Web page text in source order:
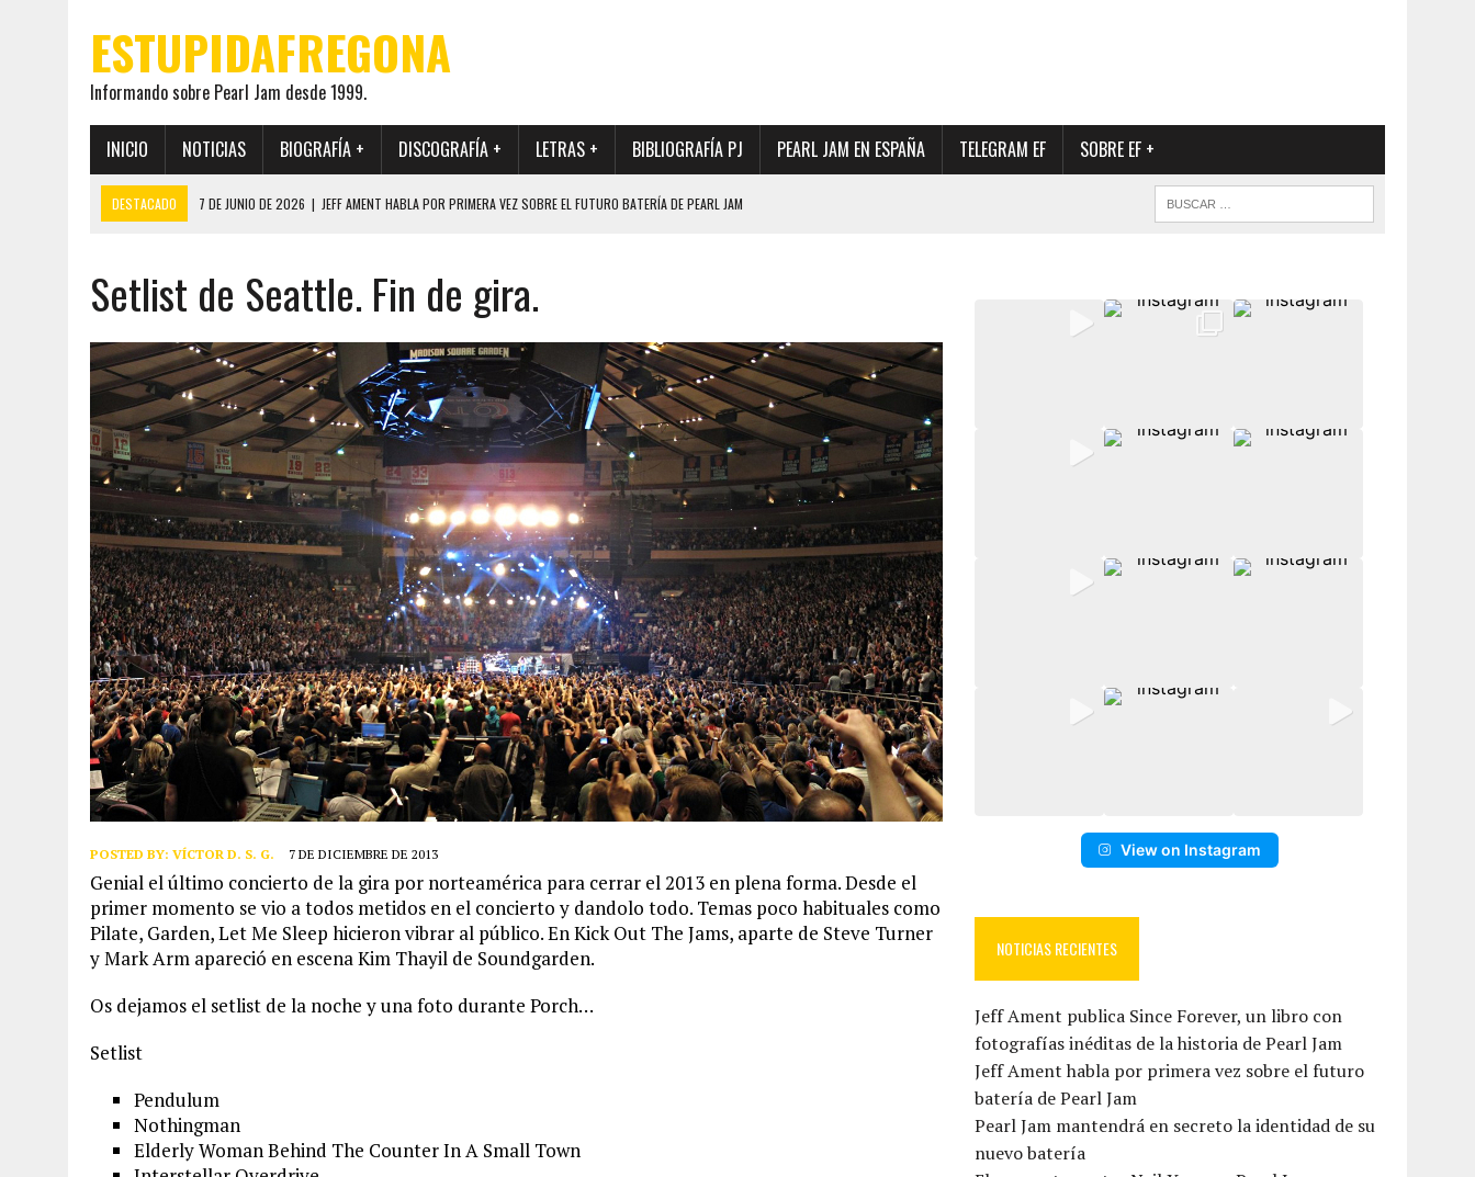
ESTUPIDAFREGONA
Informando sobre Pearl Jam desde 1999.
INICIO NOTICIAS BIOGRAFÍA + DISCOGRAFÍA + LETRAS + BIBLIOGRAFÍA PJ PEARL JAM EN ESPAÑA TELEGRAM EF SOBRE EF +
DESTACADO 7 DE JUNIO DE 2026 | JEFF AMENT HABLA POR PRIMERA VEZ SOBRE EL FUTURO BATERÍA DE PEARL JAM
19 DE MAYO DE 2026
EL ENCUENTRO ENTRE NEIL YOUNG Y PEARL JAM QUE MARCÓ LOS 90, DE NUEVO EN VINILO.
12 DE MAYO DE 2026 |
PEARL JAM REAPARECEN EN OHANA 2026 EN MEDIO DE LA INCERTIDUMBRE SOBRE SU FUTURA FORMACIÓN
28 DE JULIO DE 2026 | JEFF AMENT PUBLICA SINCE FOREVER, UN LIBRO CON FOTOGRAFÍAS INÉDITAS DE LA HISTORIA DE PEARL JAM
Setlist de Seattle. Fin de gira.
POSTED BY: VÍCTOR D. S. G. 7 DE DICIEMBRE DE 2013
Genial el último concierto de la gira por norteamérica para cerrar el 2013 en plena forma. Desde el
primer momento se vio a todos metidos en el concierto y dandolo todo. Temas poco habituales como
Pilate, Garden, Let Me Sleep hicieron vibrar al público. En Kick Out The Jams, aparte de Steve Turner
y Mark Arm apareció en escena Kim Thayil de Soundgarden.
Os dejamos el setlist de la noche y una foto durante Porch…
Setlist
Pendulum
Nothingman
Elderly Woman Behind The Counter In A Small Town
View on Instagram
NOTICIAS RECIENTES
Jeff Ament publica Since Forever, un libro con
fotografías inéditas de la historia de Pearl Jam
Jeff Ament habla por primera vez sobre el futuro
batería de Pearl Jam
Pearl Jam mantendrá en secreto la identidad de su
nuevo batería